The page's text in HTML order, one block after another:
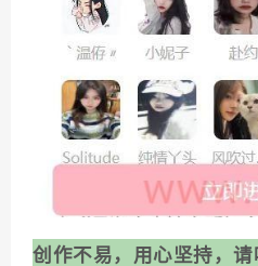
创作不易，用心坚持，